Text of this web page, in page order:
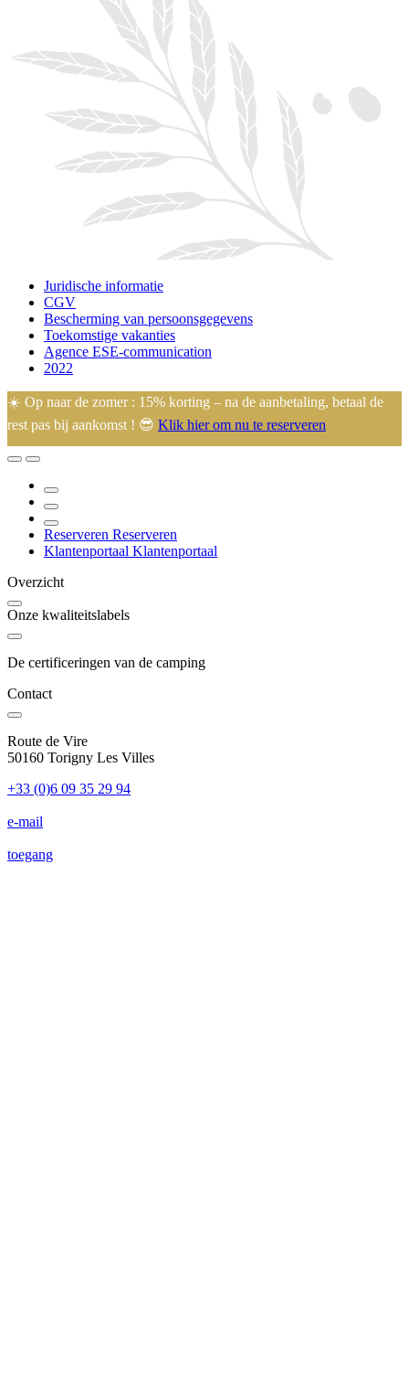
Juridische informatie
CGV
Bescherming van persoonsgegevens
Toekomstige vakanties
Agence ESE-communication
2022
☀️ Op naar de zomer : 15% korting – na de aanbetaling, betaal de
rest pas bij aankomst ! 😎 Klik hier om nu te reserveren
🙂 Eugénie en Arnaud heten u welkom op hun familiecamping in
meeste toeristische bezienswaardigheden.
Reserveren Reserveren
Klantenportaal Klantenportaal
Overzicht
Onze kwaliteitslabels
De certificeringen van de camping
Contact
Route de Vire
50160 Torigny Les Villes
+33 (0)6 09 35 29 94
e-mail
toegang